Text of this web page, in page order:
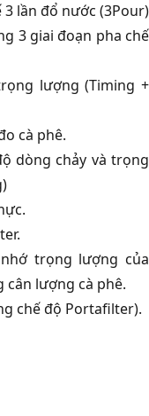
lần đổ nước (3Pour)
3 giai đoạn pha chế
lượng (Timing +
cà phê.
dòng chảy và trọng
trọng lượng của
cân lượng cà phê.
chế độ Portafilter).